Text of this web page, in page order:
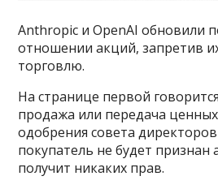
Anthropic и OpenAI обновили
отношении акций, запретив
торговлю.
На странице первой
продажа или передача ценных
одобрения совета
покупатель не будет
получит никаких прав.